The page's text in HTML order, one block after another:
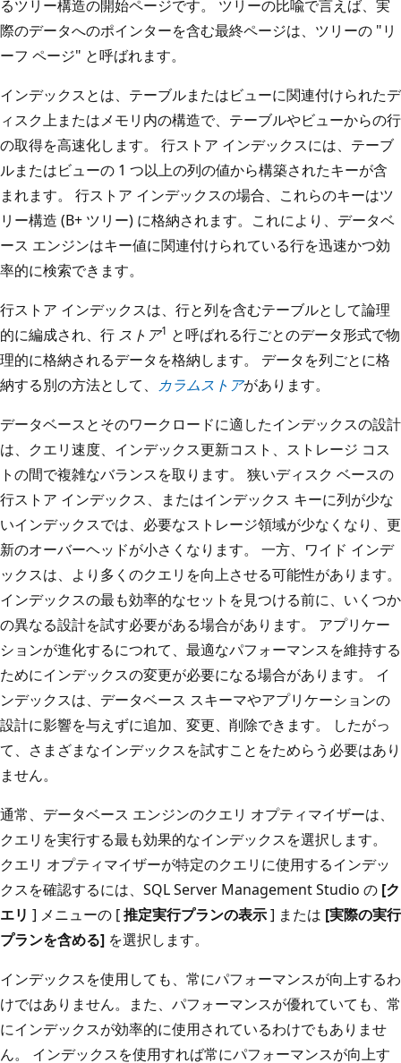
るツリー構造の開始ページです。 ツリーの比喩で言えば、実
際のデータへのポインターを含む最終ページは、ツリーの "リ
ーフ ページ" と呼ばれます。
インデックスとは、テーブルまたはビューに関連付けられたデ
ィスク上またはメモリ内の構造で、テーブルやビューからの行
の取得を高速化します。 行ストア インデックスには、テーブ
ルまたはビューの 1 つ以上の列の値から構築されたキーが含
まれます。 行ストア インデックスの場合、これらのキーはツ
リー構造 (B+ ツリー) に格納されます。これにより、データベ
ース エンジンはキー値に関連付けられている行を迅速かつ効
率的に検索できます。
行ストア インデックスは、行と列を含むテーブルとして論理
的に編成され、行 ストア1 と呼ばれる行ごとのデータ形式で物
理的に格納されるデータを格納します。 データを列ごとに格
納する別の方法として、
カラムストアがあります。
データベースとそのワークロードに適したインデックスの設計
は、クエリ速度、インデックス更新コスト、ストレージ コス
トの間で複雑なバランスを取ります。 狭いディスク ベースの
行ストア インデックス、またはインデックス キーに列が少な
いインデックスでは、必要なストレージ領域が少なくなり、更
新のオーバーヘッドが小さくなります。 一方、ワイド インデ
ックスは、より多くのクエリを向上させる可能性があります。
インデックスの最も効率的なセットを見つける前に、いくつか
の異なる設計を試す必要がある場合があります。 アプリケー
ションが進化するにつれて、最適なパフォーマンスを維持する
ためにインデックスの変更が必要になる場合があります。 イ
ンデックスは、データベース スキーマやアプリケーションの
設計に影響を与えずに追加、変更、削除できます。 したがっ
て、さまざまなインデックスを試すことをためらう必要はあり
ません。
通常、データベース エンジンのクエリ オプティマイザーは、
クエリを実行する最も効果的なインデックスを選択します。
クエリ オプティマイザーが特定のクエリに使用するインデッ
クスを確認するには、SQL Server Management Studio の [ク
エリ ] メニューの [推定実行プランの表示] または [実際の実行
プランを含める] を選択します。
インデックスを使用しても、常にパフォーマンスが向上するわ
けではありません。また、パフォーマンスが優れていても、常
にインデックスが効率的に使用されているわけでもありませ
ん。 インデックスを使用すれば常にパフォーマンスが向上す